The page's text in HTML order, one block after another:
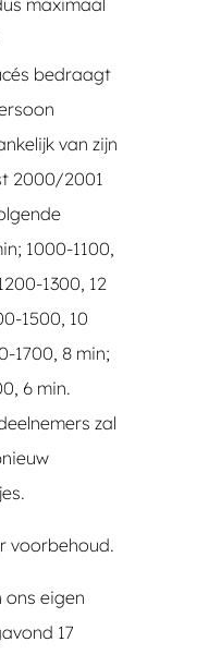
bedraagt
van zijn
2000/2001
1000-1100,
1300, 12
1500, 10
1700, 8 min;
6 min.
zal
voorbehoud.
eigen
17